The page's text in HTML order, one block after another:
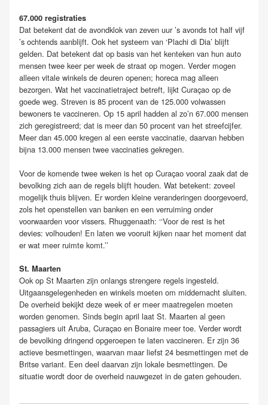
67.000 registraties
Dat betekent dat de avondklok van zeven uur ’s avonds tot half vijf
’s ochtends aanblijft. Ook het systeem van ‘Plachi di Dia’ blijft
gelden. Dat betekent dat op basis van het kenteken van hun auto
mensen twee keer per week de straat op mogen. Verder mogen
alleen vitale winkels de deuren openen; horeca mag alleen
bezorgen. Wat het vaccinatietraject betreft, lijkt Curaçao op de
goede weg. Streven is 85 procent van de 125.000 volwassen
bewoners te vaccineren. Op 15 april hadden al zo’n 67.000 mensen
zich geregistreerd; dat is meer dan 50 procent van het streefcijfer.
Meer dan 45.000 kregen al een eerste vaccinatie, daarvan hebben
bijna 13.000 mensen twee vaccinaties gekregen.
Voor de komende twee weken is het op Curaçao vooral zaak dat de
bevolking zich aan de regels blijft houden. Wat betekent: zoveel
mogelijk thuis blijven. Er worden kleine veranderingen doorgevoerd,
zols het openstellen van banken en een verruiming onder
voorwaarden voor vissers. Rhuggenaath: ‘‘Voor de rest is het
devies: volhouden! En laten we vooruit kijken naar het moment dat
er wat meer ruimte komt.’’
St. Maarten
Ook op St Maarten zijn onlangs strengere regels ingesteld.
Uitgaansgelegenheden en winkels moeten om middernacht sluiten.
De overheid bekijkt deze week of er meer maatregelen moeten
worden genomen. Sinds begin april laat St. Maarten al geen
passagiers uit Aruba, Curaçao en Bonaire meer toe. Verder wordt
de bevolking dringend opgeroepen te laten vaccineren. Er zijn 36
actieve besmettingen, waarvan maar liefst 24 besmettingen met de
Britse variant. Een deel daarvan zijn lokale besmettingen. De
situatie wordt door de overheid nauwgezet in de gaten gehouden.